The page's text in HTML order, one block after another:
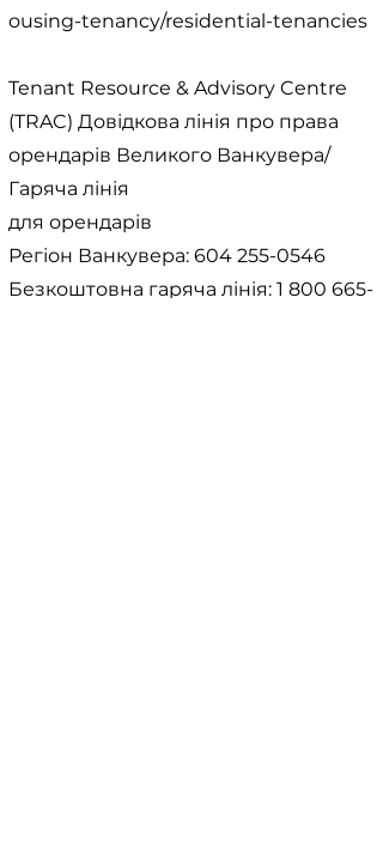
ousing-tenancy/residential-tenancies
Tenant Resource & Advisory Centre
(TRAC) Довідкова лінія про права
орендарів Великого Ванкувера/
Гаряча лінія
для орендарів
Регіон Ванкувера: 604 255-0546
Безкоштовна гаряча лінія: 1 800 665-